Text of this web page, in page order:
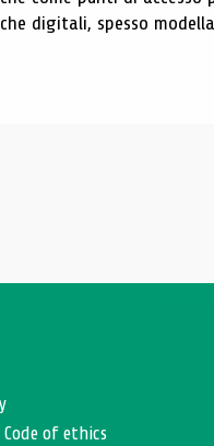
digitali, spesso
Code of ethics